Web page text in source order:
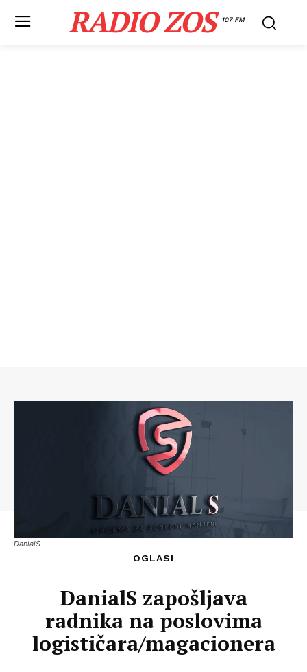
RADIO ZOS 107 FM
DanialS
OGLASI
DanialS zapošljava
radnika na poslovima
logističara/magacionera